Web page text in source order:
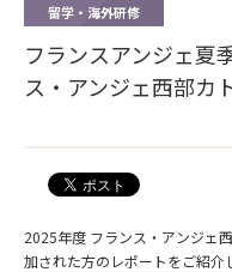
留学・海外研修
フランスアンジェ夏
ス・アンジェ西部カ
2025年度 フランス・アンジェ
加された方のレポートをご紹介